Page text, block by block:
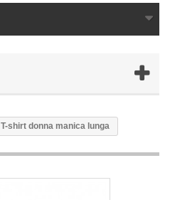
T-shirt donna manica lunga